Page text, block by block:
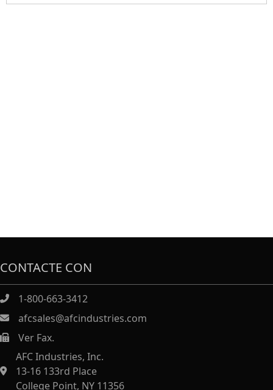
CONTACTE CON
1-800-663-3412
afcsales@afcindustries.com
https://afcindustries.com/contact/#:~:text=Fax
Ver Fax.
AFC Industries, Inc.
13-16 133rd Place
College Point, NY 11356